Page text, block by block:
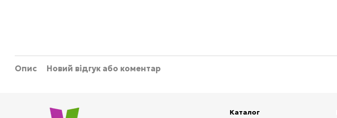
Опис Новий відгук або коментар
Каталог